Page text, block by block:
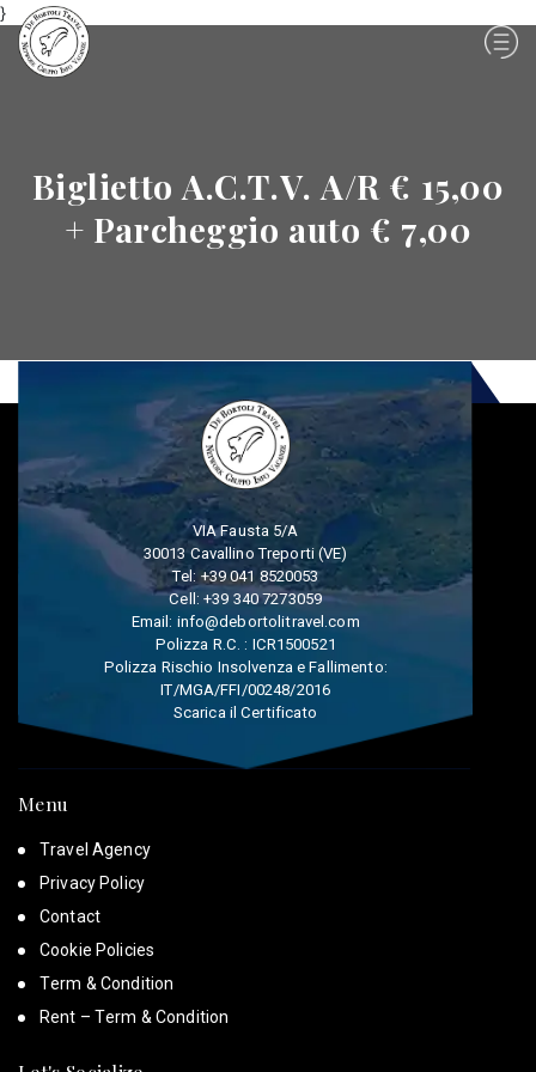
}
Biglietto A.C.T.V. A/R € 15,00
+ Parcheggio auto € 7,00
VIA Fausta 5/A
30013 Cavallino Treporti (VE)
Tel:+39 041 8520053
Cell:+39 340 7273059
Email: info@debortolitravel.com
Polizza R.C. : ICR1500521
Polizza Rischio Insolvenza e Fallimento:
IT/MGA/FFI/00248/2016
Scarica il Certificato
Menu
Travel Agency
Privacy Policy
Contact
Cookie Policies
Term & Condition
Rent – Term & Condition